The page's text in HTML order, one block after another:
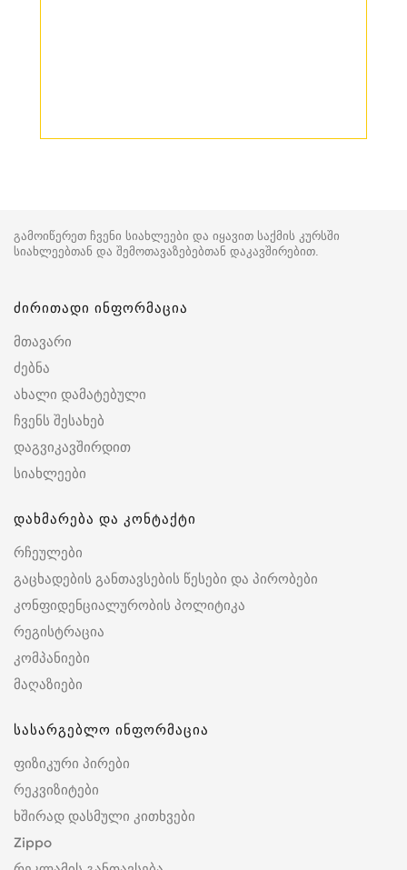
გამოიწერეთ ჩვენი სიახლეები და იყავით საქმის კურსში
სიახლეებთან და შემოთავაზებებთან დაკავშირებით.
ძირითადი ინფორმაცია
მთავარი
ძებნა
ახალი დამატებული
ჩვენს შესახებ
დაგვიკავშირდით
სიახლეები
დახმარება და კონტაქტი
რჩეულები
გაცხადების განთავსების წესები და პირობები
კონფიდენციალურობის პოლიტიკა
რეგისტრაცია
კომპანიები
მაღაზიები
სასარგებლო ინფორმაცია
ფიზიკური პირები
რეკვიზიტები
ხშირად დასმული კითხვები
Zippo